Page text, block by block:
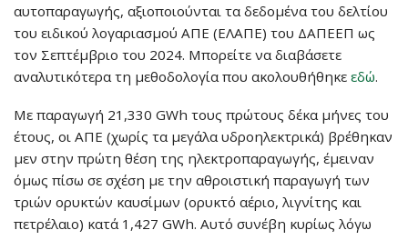
αυτοπαραγωγής, αξιοποιούνται τα δεδομένα του δελτίου
του ειδικού λογαριασμού ΑΠΕ (ΕΛΑΠΕ) του ΔΑΠΕΕΠ ως
τον Σεπτέμβριο του 2024. Μπορείτε να διαβάσετε
αναλυτικότερα τη μεθοδολογία που ακολουθήθηκε εδώ.
Mε παραγωγή 21,330 GWh τους πρώτους δέκα μήνες του
έτους, oι ΑΠΕ (χωρίς τα μεγάλα υδροηλεκτρικά) βρέθηκαν
μεν στην πρώτη θέση της ηλεκτροπαραγωγής, έμειναν
όμως πίσω σε σχέση με την αθροιστική παραγωγή των
τριών ορυκτών καυσίμων (ορυκτό αέριο, λιγνίτης και
πετρέλαιο) κατά 1,427 GWh. Αυτό συνέβη κυρίως λόγω